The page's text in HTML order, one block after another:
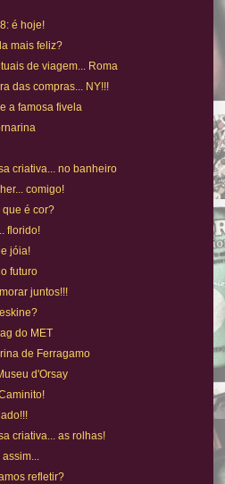
é hoje!
mais feliz?
de viagem... Roma
das compras... NY!!!
a famosa fivela
criativa... no banheiro
comigo!
que é cor?
florido!
jóia!
futuro
juntos!!!
do MET
de Ferragamo
d'Orsay
criativa... as rolhas!
refletir?